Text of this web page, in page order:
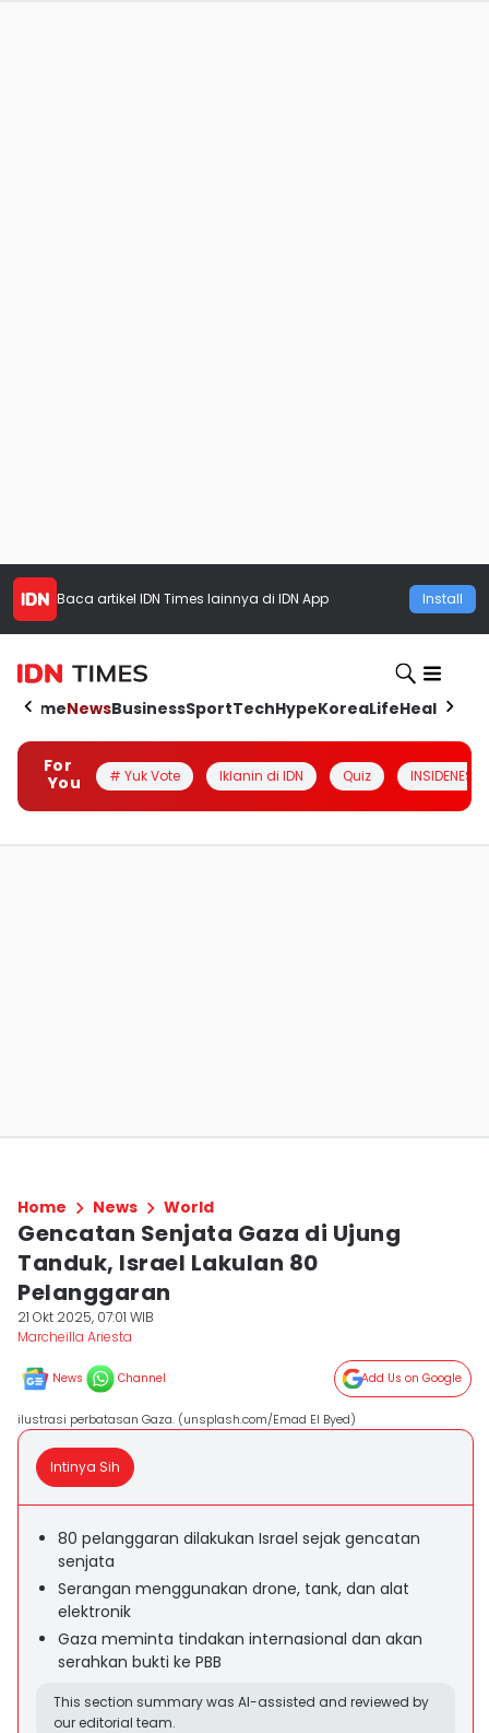
Baca artikel IDN Times lainnya di IDN App Install
HomeNewsBusinessSportTechHypeKoreaLifeHealth
For
You
# Yuk Vote Iklanin di IDN Quiz INSIDENESIA
Home News World
Gencatan Senjata Gaza di Ujung
Tanduk, Israel Lakulan 80
Pelanggaran
21 Okt 2025, 07:01 WIB
Marcheilla Ariesta
News Channel Add Us on Google
ilustrasi perbatasan Gaza. (unsplash.com/Emad El Byed)
Intinya Sih
80 pelanggaran dilakukan Israel sejak gencatan
senjata
Serangan menggunakan drone, tank, dan alat
elektronik
Gaza meminta tindakan internasional dan akan
serahkan bukti ke PBB
This section summary was AI-assisted and reviewed by
our editorial team.